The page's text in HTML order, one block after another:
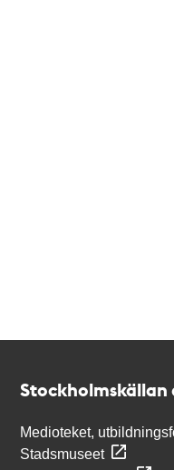
Stockholmskällan
Medioteket,
Stadsmuseet